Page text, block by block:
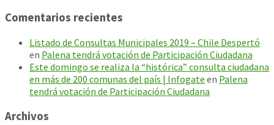
Comentarios recientes
Listado de Consultas Municipales 2019 – Chile Despertó
en Palena tendrá votación de Participación Ciudadana
Este domingo se realiza la “histórica” consulta ciudadana
en más de 200 comunas del país | Infogate en Palena
tendrá votación de Participación Ciudadana
Archivos